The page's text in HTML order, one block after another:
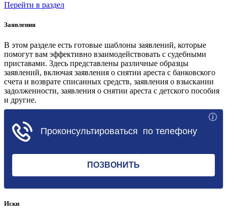
Перейти в раздел
Заявления
В этом разделе есть готовые шаблоны заявлений, которые
помогут вам эффективно взаимодействовать с судебными
приставами. Здесь представлены различные образцы
заявлений, включая заявления о снятии ареста с банковского
счета и возврате списанных средств, заявления о взыскании
задолженности, заявления о снятии ареста с детского пособия
и другие.
Иски